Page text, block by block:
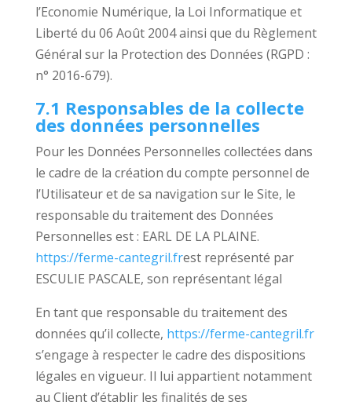
l’Economie Numérique, la Loi Informatique et
Liberté du 06 Août 2004 ainsi que du Règlement
Général sur la Protection des Données (RGPD :
n° 2016-679).
7.1 Responsables de la collecte
des données personnelles
Pour les Données Personnelles collectées dans
le cadre de la création du compte personnel de
l’Utilisateur et de sa navigation sur le Site, le
responsable du traitement des Données
Personnelles est : EARL DE LA PLAINE.
https://ferme-cantegril.frest représenté par
ESCULIE PASCALE, son représentant légal
En tant que responsable du traitement des
données qu’il collecte, https://ferme-cantegril.fr
s’engage à respecter le cadre des dispositions
légales en vigueur. Il lui appartient notamment
au Client d’établir les finalités de ses